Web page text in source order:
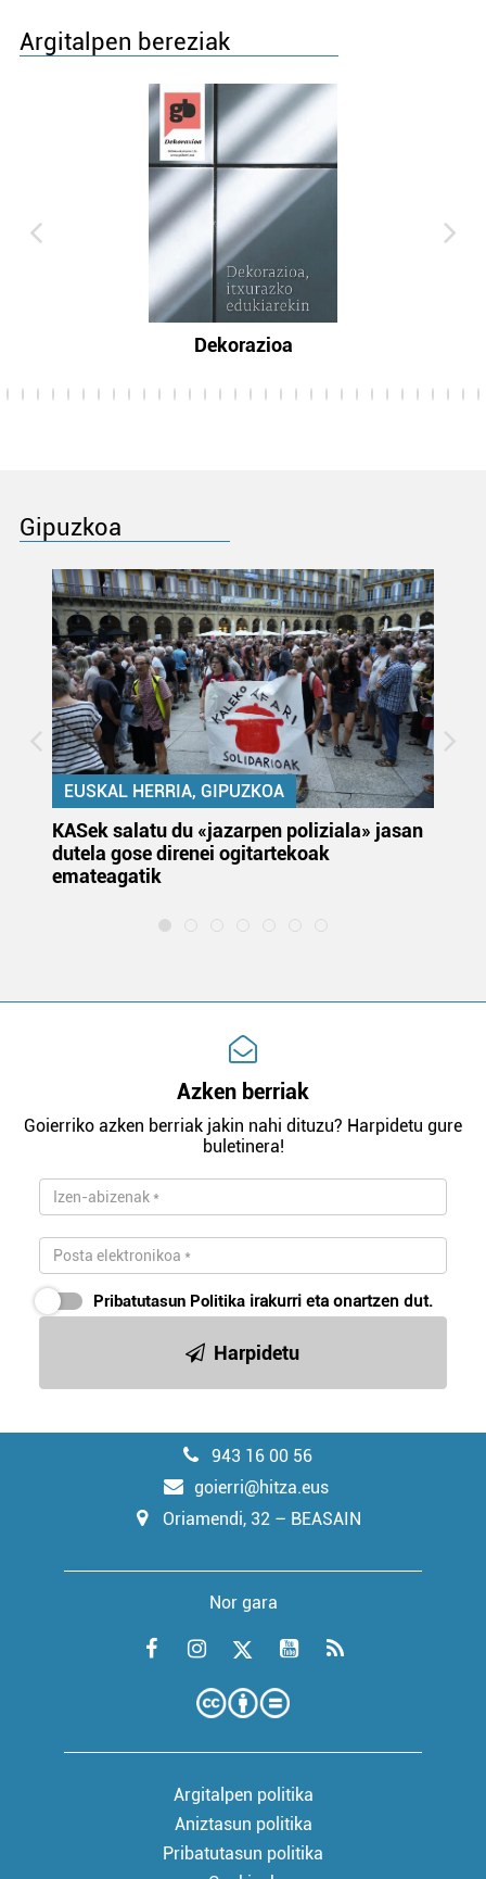
Argitalpen bereziak
Dekorazioa
Gipuzkoa
EUSKAL HERRIA, GIPUZKOA
KASek salatu du «jazarpen poliziala» jasan
dutela gose direnei ogitartekoak
emateagatik
Azken berriak
Goierriko azken berriak jakin nahi dituzu? Harpidetu gure
buletinera!
Pribatutasun Politika irakurri eta onartzen dut.
Harpidetu
943 16 00 56
goierri@hitza.eus
Oriamendi, 32 – BEASAIN
Nor gara
Argitalpen politika
Aniztasun politika
Pribatutasun politika